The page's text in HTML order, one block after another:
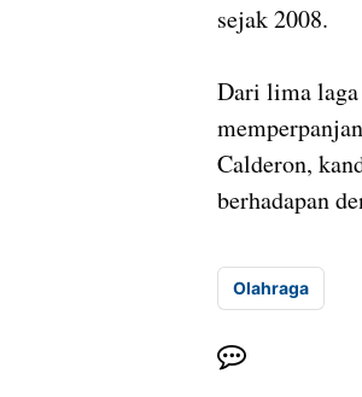
sejak 2008.
Dari lima
Calderon,
berhadapan
Olahraga